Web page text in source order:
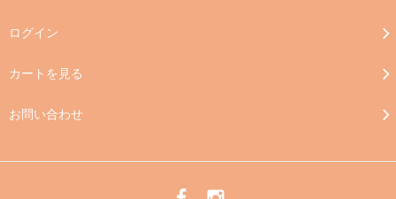
ログイン
カートを見る
お問い合わせ